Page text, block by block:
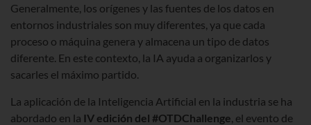
Generalmente, los orígenes y las fuentes de los datos en
entornos industriales son muy diferentes, ya que cada
proceso o máquina genera y almacena un tipo de datos
diferente. En este contexto, la IA ayuda a organizarlos y
sacarles el máximo partido.
La aplicación de la Inteligencia Artificial en la industria se ha
abordado en la IV edición del #OTDChallenge, el evento de